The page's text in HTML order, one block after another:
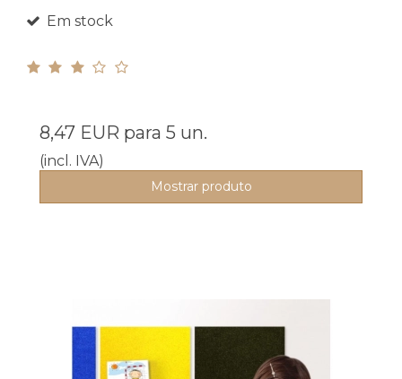
Em stock
8,47 EUR para 5 un.
(incl. IVA)
Mostrar produto